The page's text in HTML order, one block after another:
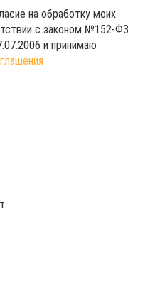
на обработку моих
с законом №152-ФЗ
и принимаю